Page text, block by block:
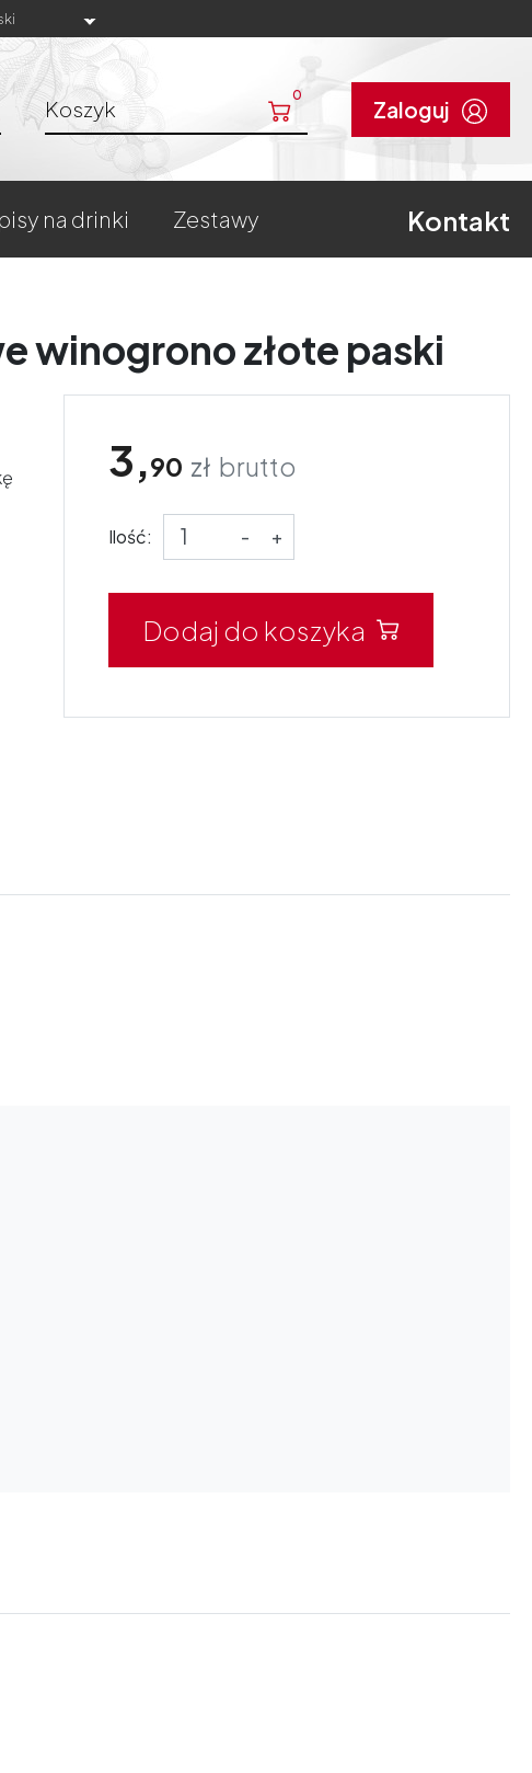
Koszyk 0
Zaloguj
na drinki zestawy Kontakt
winogrono złote paski
3,90 zł brutto
Ilość: - +
Dodaj do koszyka